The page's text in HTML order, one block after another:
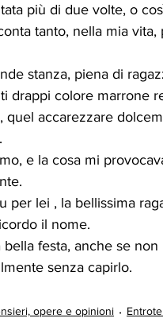
più di due volte, o
tanto, nella mia
stanza, piena di
drappi colore marrone
quel accarezzare
e la cosa mi
per lei , la bellissima
il nome.
festa, anche se
senza capirlo.
opere e opinioni